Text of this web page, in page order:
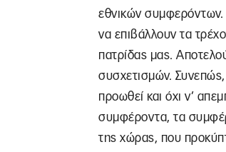
εθνικών συμφερόντων.
να επιβάλλουν τα
πατρίδας μας.
συσχετισμών.
προωθεί και όχι ν’
συμφέροντα, τα
της χώρας, που